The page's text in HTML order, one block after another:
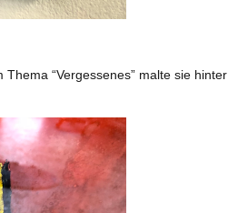
“Vergessenes” malte sie hinter